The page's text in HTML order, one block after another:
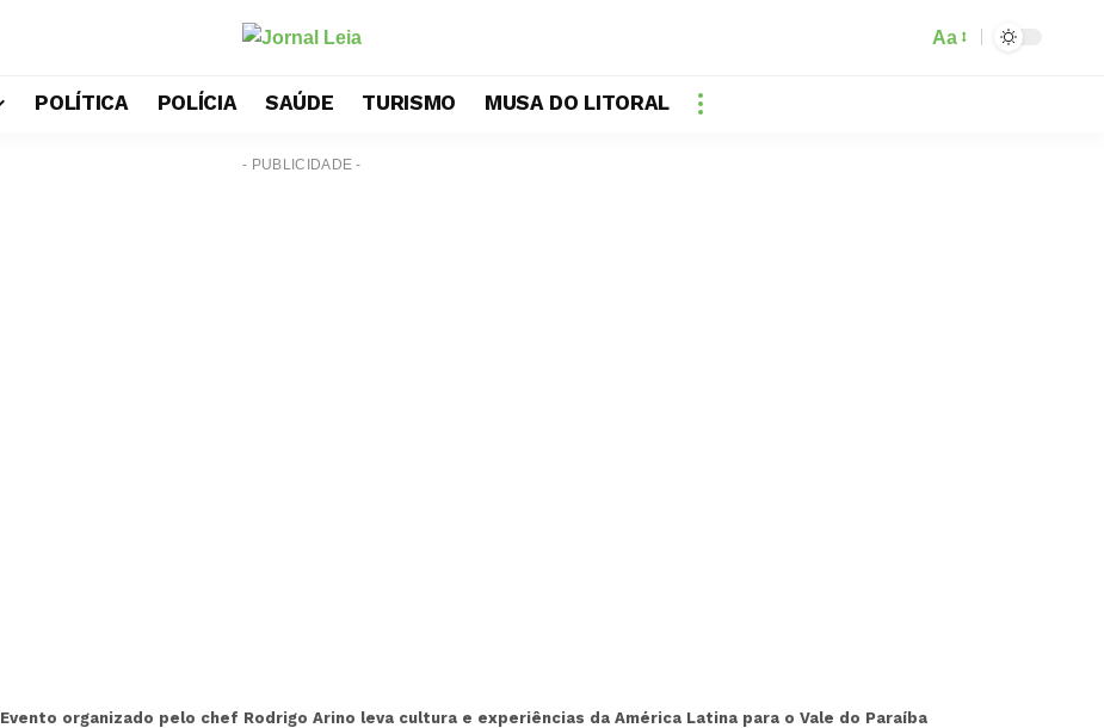
Aa
POLÍTICA POLÍCIA SAÚDE TURISMO MUSA DO LITORAL
- PUBLICIDADE -
Evento organizado pelo chef Rodrigo Arino leva cultura e experiências da América Latina para o Vale do Paraíba